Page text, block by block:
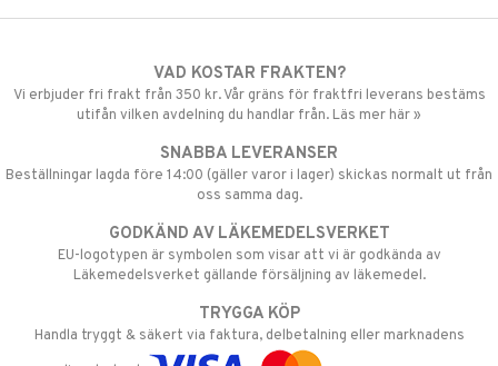
VAD KOSTAR FRAKTEN?
Vi erbjuder fri frakt från 350 kr. Vår gräns för fraktfri leverans bestäms
utifån vilken avdelning du handlar från. Läs mer här »
SNABBA LEVERANSER
Beställningar lagda före 14:00 (gäller varor i lager) skickas normalt ut från
oss samma dag.
GODKÄND AV LÄKEMEDELSVERKET
EU-logotypen är symbolen som visar att vi är godkända av
Läkemedelsverket gällande försäljning av läkemedel.
TRYGGA KÖP
Handla tryggt & säkert via faktura, delbetalning eller marknadens